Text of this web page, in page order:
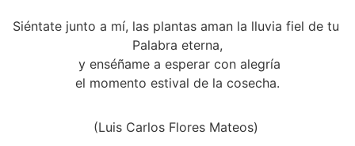
Siéntate junto a mí, las plantas aman la lluvia fiel de tu
Palabra eterna,
y enséñame a esperar con alegría
el momento estival de la cosecha.
(Luis Carlos Flores Mateos)